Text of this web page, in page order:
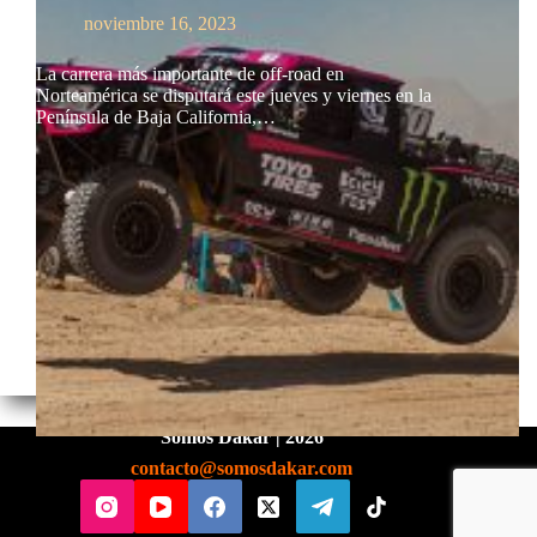
noviembre 16, 2023
La carrera más importante de off-road en
Norteamérica se disputará este jueves y viernes en la
Península de Baja California,…
Somos Dakar | 2026
contacto@somosdakar.com